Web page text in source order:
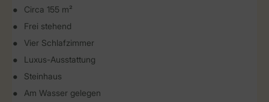
Circa 155 m²
Frei stehend
Vier Schlafzimmer
Luxus-Ausstattung
Steinhaus
Am Wasser gelegen